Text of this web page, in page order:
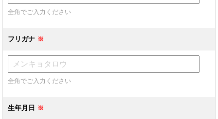
全角でご入力ください
フリガナ
全角でご入力ください
生年月日